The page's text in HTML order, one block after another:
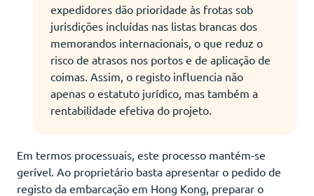
expedidores dão prioridade às frotas sob
jurisdições incluídas nas listas brancas dos
memorandos internacionais, o que reduz o
risco de atrasos nos portos e de aplicação de
coimas. Assim, o registo influencia não
apenas o estatuto jurídico, mas também a
rentabilidade efetiva do projeto.
Em termos processuais, este processo mantém-se
gerível. Ao proprietário basta apresentar o pedido de
registo da embarcação em Hong Kong, preparar o